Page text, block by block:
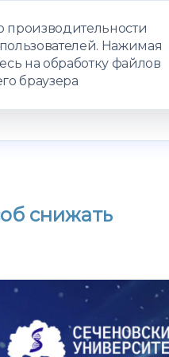
Нажимая
на обработку файлов
браузера
ЗАПИСАТЬСЯ
снижать